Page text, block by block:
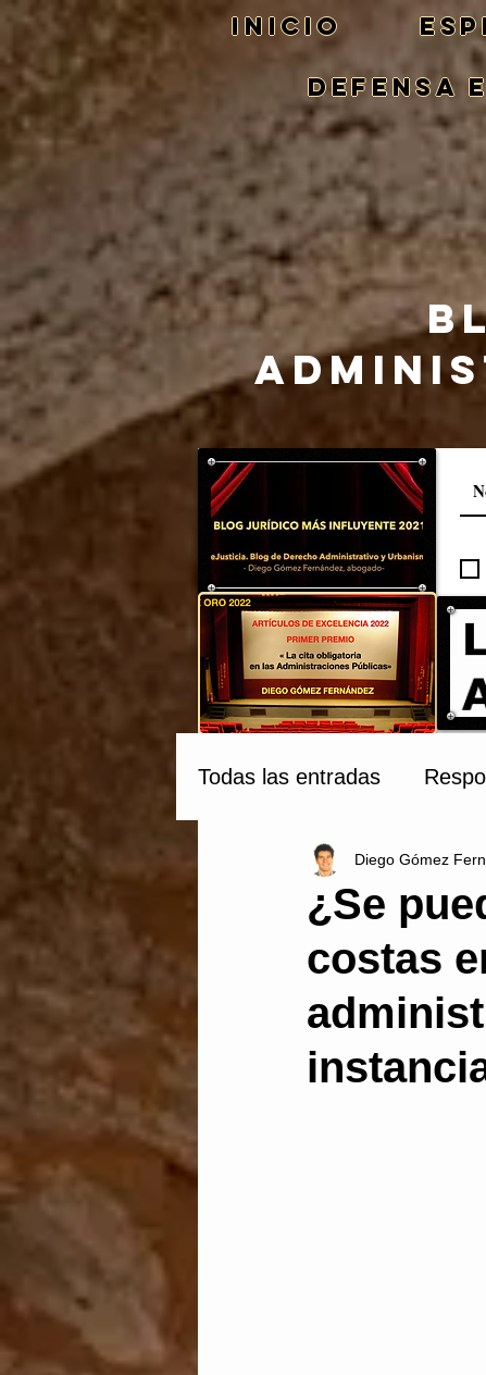
Inicio
DEFENSA
Todas las entradas
Compraventa y
Patrimonio Cultural
¿Se
costas
Diego Gómez